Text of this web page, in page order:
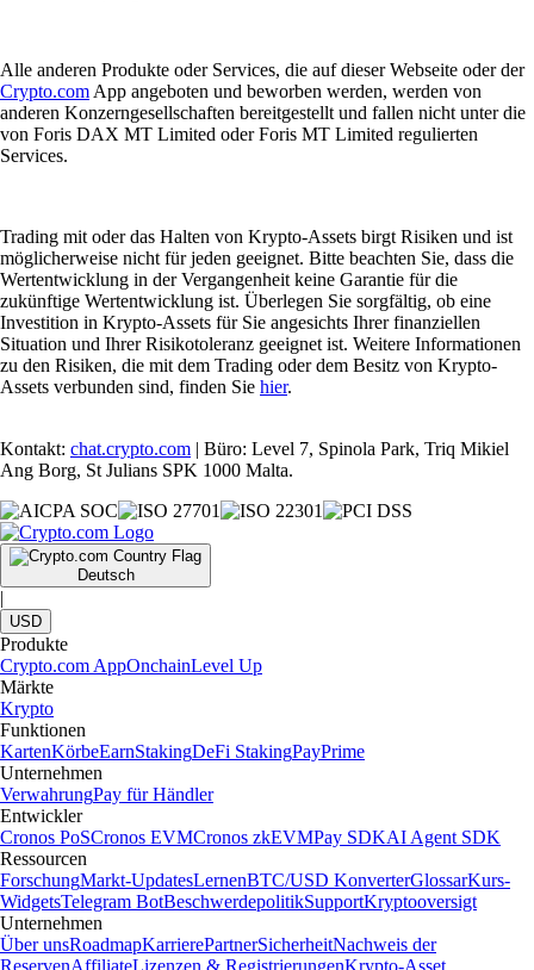
Alle anderen Produkte oder Services, die auf dieser Webseite oder der
Crypto.com App angeboten und beworben werden, werden von
anderen Konzerngesellschaften bereitgestellt und fallen nicht unter die
von Foris DAX MT Limited oder Foris MT Limited regulierten
Services.
Trading mit oder das Halten von Krypto-Assets birgt Risiken und ist
möglicherweise nicht für jeden geeignet. Bitte beachten Sie, dass die
Wertentwicklung in der Vergangenheit keine Garantie für die
zukünftige Wertentwicklung ist. Überlegen Sie sorgfältig, ob eine
Investition in Krypto-Assets für Sie angesichts Ihrer finanziellen
Situation und Ihrer Risikotoleranz geeignet ist. Weitere Informationen
zu den Risiken, die mit dem Trading oder dem Besitz von Krypto-
Assets verbunden sind, finden Sie hier.
Kontakt: chat.crypto.com | Büro: Level 7, Spinola Park, Triq Mikiel
Ang Borg, St Julians SPK 1000 Malta.
Deutsch
|
USD
Produkte
Crypto.com AppOnchainLevel Up
Märkte
Krypto
Funktionen
KartenKörbeEarnStakingDeFi StakingPayPrime
Unternehmen
VerwahrungPay für Händler
Entwickler
Cronos PoSCronos EVMCronos zkEVMPay SDKAI Agent SDK
Ressourcen
ForschungMarkt-UpdatesLernenBTC/USD KonverterGlossarKurs-
WidgetsTelegram BotBeschwerdepolitikSupportKryptooversigt
Unternehmen
Über unsRoadmapKarrierePartnerSicherheitNachweis der
ReservenAffiliateLizenzen & RegistrierungenKrypto-Asset